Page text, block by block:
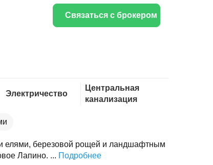
Электричество
Центральная
канализация
елями, березовой рощей и ландшафтным
Лапино. ... Подробнее
Связаться с брокером